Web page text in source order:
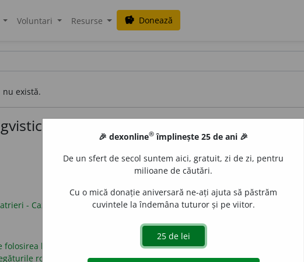
Voluntari Resurse savings Donează
există.
- Cazul Lazăr Șăineanu
literelor î și â
românei cu albaneza
🎉 dexonline® împlinește 25 de ani 🎉
De un sfert de secol suntem aici, gratuit, zi de zi, pentru
milioane de căutări.
Cu o mică donație aniversară ne-ați ajuta să păstrăm
cuvintele la îndemâna tuturor și pe viitor.